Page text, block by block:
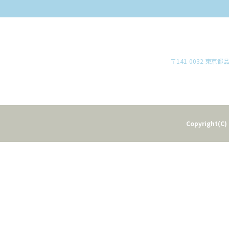
〒141-0032 東京都
Copyright(C)